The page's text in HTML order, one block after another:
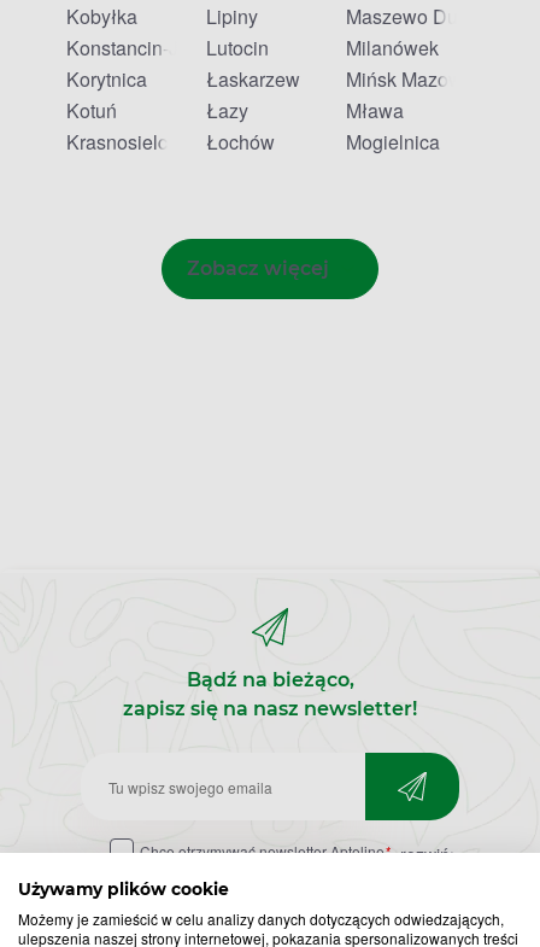
Używamy plików cookie
Możemy je zamieścić w celu analizy danych dotyczących odwiedzających,
ulepszenia naszej strony internetowej, pokazania spersonalizowanych treści
Kobyłka
Konstancin-Jeziorna
Korytnica
Kotuń
Krasnosielc
Lipiny
Lutocin
Łaskarzew
Łazy
Łochów
Maszewo Duże
Milanówek
Mińsk Mazowiecki
Mława
Mogielnica
Zobacz więcej
Bądź na bieżąco,
zapisz się na nasz newsletter!
Zapisz
do
newslettera
Chcę otrzymywać newsletter Apteline* rozwiń>